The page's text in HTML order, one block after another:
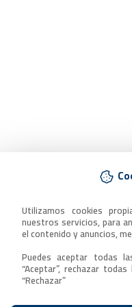
Utilizamos cookies
nuestros servicios, para
el contenido y anuncios,
Puedes aceptar todas
“Aceptar”, rechazar
“Rechazar”